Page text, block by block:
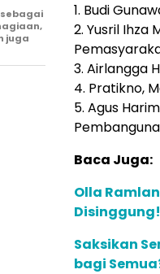
1. Budi
2. Yusril Ihza
3. Airlangga
4. Pratikno,
5. Agus
Baca Juga:
Olla
Disinggung!
Saksikan
bagi
juga